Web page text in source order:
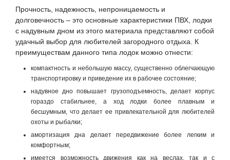
Прочность, надежность, непроницаемость и
долговечность – это основные характеристики ПВХ, лодки
с надувным дном из этого материала представляют собой
удачный выбор для любителей загородного отдыха. К
преимуществам данного типа лодок можно отнести:
компактность и небольшую массу, существенно облегчающую
транспортировку и приведение их в рабочее состояние;
надувное дно повышает грузоподъемность, делает корпус
гораздо стабильнее, а ход лодки более плавным и
бесшумным, что делает ее привлекательной для любителей
охоты и рыбалки;
амортизация дна делает передвижение более легким и
комфортным;
имеется возможность движения как на веслах, так и с